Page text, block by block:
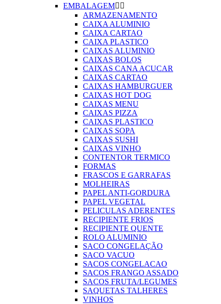
EMBALAGEM 
ARMAZENAMENTO
CAIXA ALUMINIO
CAIXA CARTAO
CAIXA PLASTICO
CAIXAS ALUMINIO
CAIXAS BOLOS
CAIXAS CANA ACUCAR
CAIXAS CARTAO
CAIXAS HAMBURGUER
CAIXAS HOT DOG
CAIXAS MENU
CAIXAS PIZZA
CAIXAS PLASTICO
CAIXAS SOPA
CAIXAS SUSHI
CAIXAS VINHO
CONTENTOR TERMICO
FORMAS
FRASCOS E GARRAFAS
MOLHEIRAS
PAPEL ANTI-GORDURA
PAPEL VEGETAL
PELICULAS ADERENTES
RECIPIENTE FRIOS
RECIPIENTE QUENTE
ROLO ALUMINIO
SACO CONGELAÇÃO
SACO VACUO
SACOS CONGELACAO
SACOS FRANGO ASSADO
SACOS FRUTA/LEGUMES
SAQUETAS TALHERES
VINHOS